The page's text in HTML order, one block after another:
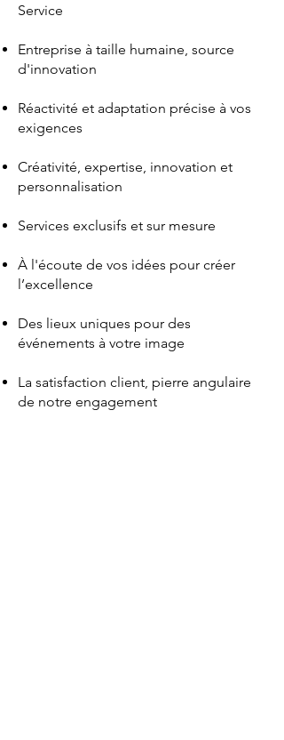
Service
Entreprise à taille humaine, source
d'innovation
Réactivité et adaptation précise à vos
exigences
Créativité, expertise, innovation et
personnalisation
Services exclusifs et sur mesure
À l'écoute de vos idées pour créer
l’excellence
Des lieux uniques pour des
événements à votre image
La satisfaction client, pierre angulaire
de notre engagement